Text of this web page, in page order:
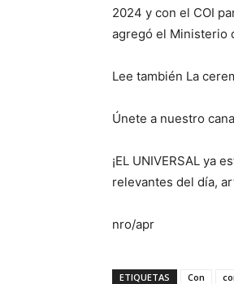
2024 y con el COI
agregó el Ministerio
Lee también La
Únete a nuestro
¡EL UNIVERSAL ya
relevantes del día,
nro/apr
ETIQUETAS Con